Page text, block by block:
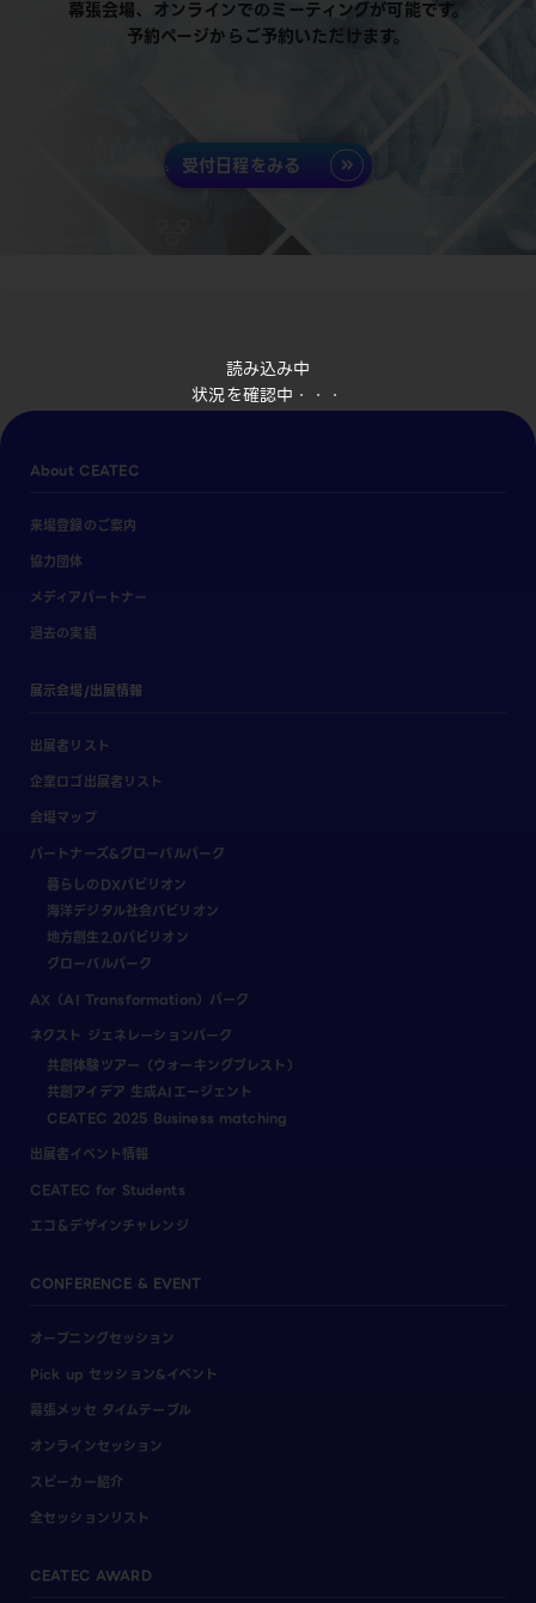
読み込み中
状況を確認中・・・
幕張会場、オンラインでのミーティングが可能です。
予約ページからご予約いただけます。
受付日程をみる
About CEATEC
来場登録のご案内
協力団体
メディアパートナー
過去の実績
展示会場/出展情報
出展者リスト
企業ロゴ出展者リスト
会場マップ
パートナーズ&グローバルパーク
暮らしのDXパビリオン
海洋デジタル社会パビリオン
地方創生2.0パビリオン
グローバルパーク
AX（AI Transformation）パーク
ネクスト ジェネレーションパーク
共創体験ツアー（ウォーキングブレスト）
共創アイデア 生成AIエージェント
CEATEC 2025 Business matching
出展者イベント情報
CEATEC for Students
エコ＆デザインチャレンジ
CONFERENCE & EVENT
オープニングセッション
Pick up セッション&イベント
幕張メッセ タイムテーブル
オンラインセッション
スピーカー紹介
全セッションリスト
CEATEC AWARD